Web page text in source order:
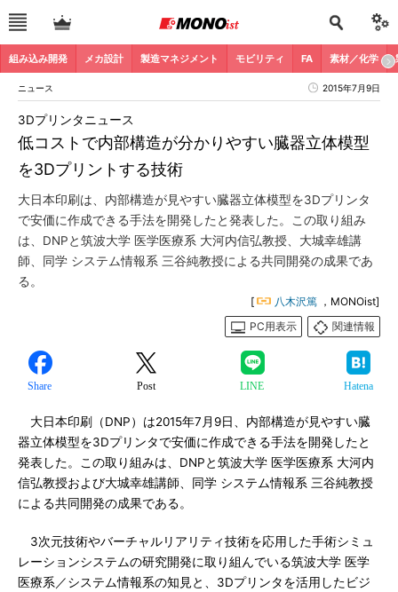
組み込み開発 メカ設計 製造マネジメント モビリティ FA 素材／化学
ニュース 2015年7月9日
低コストで内部構造が分かりやすい臓器立体模型
を3Dプリントする技術
3Dプリンタニュース
大日本印刷は、内部構造が見やすい臓器立体模型を3Dプリンタ
で安価に作成できる手法を開発したと発表した。この取り組み
は、DNPと筑波大学 医学医療系 大河内信弘教授、大城幸雄講
師、同学 システム情報系 三谷純教授による共同開発の成果であ
る。
[ 八木沢篤 ，MONOist]
PC用表示
関連情報
Share Post LINE Hatena
大日本印刷（DNP）は2015年7月9日、内部構造が見やすい臓
器立体模型を3Dプリンタで安価に作成できる手法を開発したと
発表した。この取り組みは、DNPと筑波大学 医学医療系 大河内
信弘教授および大城幸雄講師、同学 システム情報系 三谷純教授
による共同開発の成果である。
3次元技術やバーチャルリアリティ技術を応用した手術シミュ
レーションシステムの研究開発に取り組んでいる筑波大学 医学
医療系／システム情報系の知見と、3Dプリンタを活用したビジ